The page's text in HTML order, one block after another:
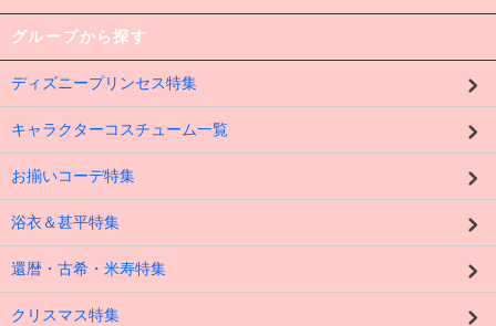
グループから探す
ディズニープリンセス特集
キャラクターコスチューム一覧
お揃いコーデ特集
浴衣＆甚平特集
還暦・古希・米寿特集
クリスマス特集